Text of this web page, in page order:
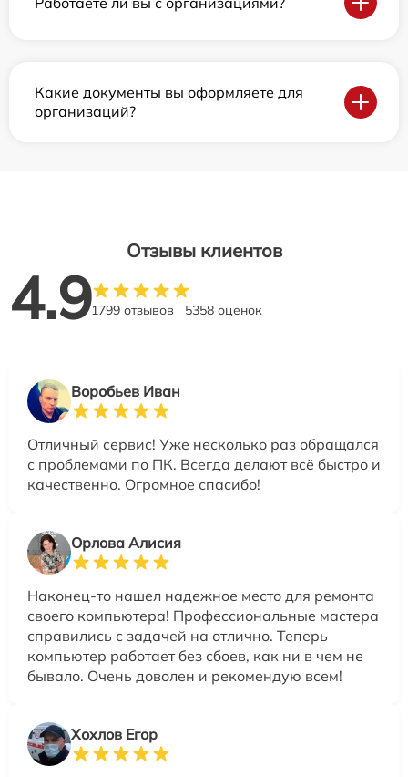
Какие документы вы оформляете для
организаций?
Отзывы клиентов
4.91799 отзывов 5358 оценок
Воробьев Иван
Отличный сервис! Уже несколько раз обращался
с проблемами по ПК. Всегда делают всё быстро и
качественно. Огромное спасибо!
Орлова Алисия
Наконец-то нашел надежное место для ремонта
своего компьютера! Профессиональные мастера
справились с задачей на отлично. Теперь
компьютер работает без сбоев, как ни в чем не
бывало. Очень доволен и рекомендую всем!
Хохлов Егор